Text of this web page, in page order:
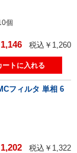
個
1,146 税込￥1,260
フィルタ 単相 6
1,202 税込￥1,322